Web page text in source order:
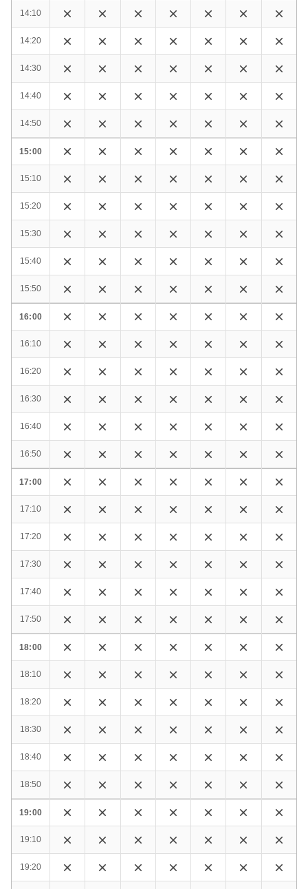
14:10
14:20
14:30
14:40
14:50
15:00
15:10
15:20
15:30
15:40
15:50
16:00
16:10
16:20
16:30
16:40
16:50
17:00
17:10
17:20
17:30
17:40
17:50
18:00
18:10
18:20
18:30
18:40
18:50
19:00
19:10
19:20